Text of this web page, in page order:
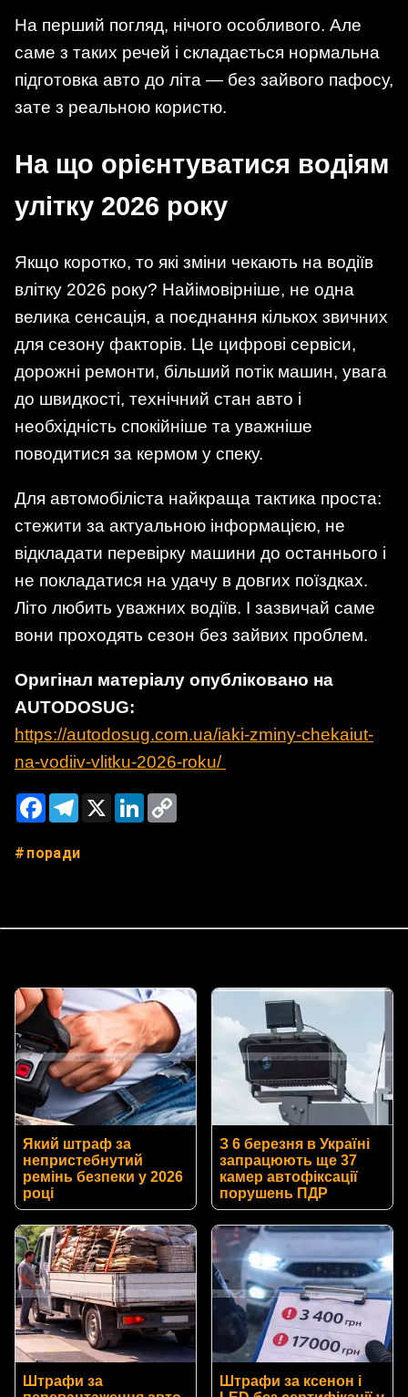
На перший погляд, нічого особливого. Але
саме з таких речей і складається нормальна
підготовка авто до літа — без зайвого пафосу,
зате з реальною користю.
На що орієнтуватися водіям
улітку 2026 року
Якщо коротко, то які зміни чекають на водіїв
влітку 2026 року? Найімовірніше, не одна
велика сенсація, а поєднання кількох звичних
для сезону факторів. Це цифрові сервіси,
дорожні ремонти, більший потік машин, увага
до швидкості, технічний стан авто і
необхідність спокійніше та уважніше
поводитися за кермом у спеку.
Для автомобіліста найкраща тактика проста:
стежити за актуальною інформацією, не
відкладати перевірку машини до останнього і
не покладатися на удачу в довгих поїздках.
Літо любить уважних водіїв. І зазвичай саме
вони проходять сезон без зайвих проблем.
Оригінал матеріалу опубліковано на
AUTODOSUG:
https://autodosug.com.ua/iaki-zminy-chekaiut-
na-vodiiv-vlitku-2026-roku/
FacebookTelegram
X LinkedIn
поради
Який штраф за
непристебнутий
ремінь безпеки у 2026
році
З 6 березня в Україні
запрацюють ще 37
камер автофіксації
порушень ПДР
Штрафи за
Штрафи за ксенон і